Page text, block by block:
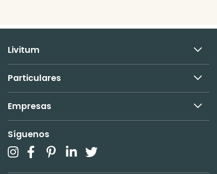
Livitum
Particulares
Empresas
Síguenos